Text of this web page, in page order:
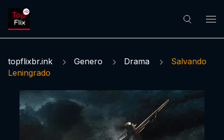
topflixbr.ink Genero Drama
Salvando
Leningrado